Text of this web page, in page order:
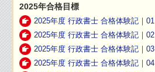
2025年合格目標
2025年度 行政書士 合格体験記｜01
2025年度 行政書士 合格体験記｜02
2025年度 行政書士 合格体験記｜03
2025年度 行政書士 合格体験記｜04